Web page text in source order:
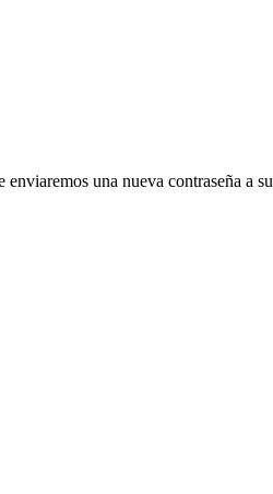
una nueva contraseña a